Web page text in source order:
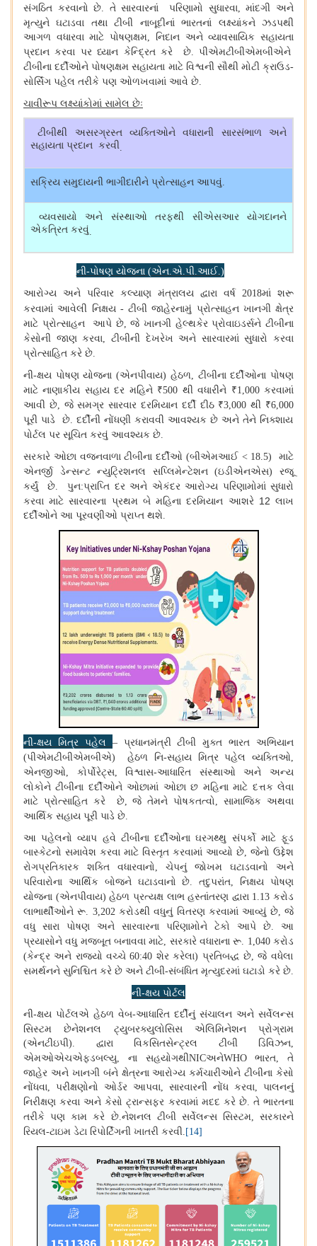
સંગઠિત કરવાનો છે. તે સારવારનાં પરિણામો સુધારવા,માંદગી અને
મૃત્યુને ઘટાડવા તથા ટીબી નાબૂદીનાં ભારતનાં લક્ષ્યાંકને ઝડપથી
આગળ વધારવા માટે પોષણક્ષમ, નિદાન અને વ્યાવસાયિક સહાયતા
પ્રદાન કરવા પર ધ્યાન કેન્દ્રિત કરે છે. પીએમટીબીએમબીએને
ટીબીના દર્દીઓને પોષણક્ષમ સહાયતા માટેવિશ્વની સૌથી મોટી ક્રાઉડ-
સોર્સિંગ પહેલ તરીકે પણ ઓળખવામાં આવે છે.
ચાવીરૂપ લક્ષ્યાંકોમાં સામેલ છેઃ
ટીબીથી અસરગ્રસ્ત વ્યક્તિઓને વધારાની સારસંભાળ અને
સહાયતા પ્રદાન કરવી.
સક્રિય સમુદાયની ભાગીદારીને પ્રોત્સાહન આપવું.
વ્યવસાયો અને સંસ્થાઓ તરફથી સીએસઆર યોગદાનને
એકત્રિત કરવું.
ની-પોષણ યોજના (એન.એ.પી.આઈ.)
આરોગ્ય અને પરિવાર કલ્યાણ મંત્રાલય દ્વારા વર્ષ 2018માં શરૂ
કરવામાં આવેલી નિક્ષય - ટીબી જાહેરનામું પ્રોત્સાહન ખાનગી ક્ષેત્ર
માટે પ્રોત્સાહન આપે છે,જે ખાનગી હેલ્થકેર પ્રોવાઇડર્સને ટીબીના
કેસોની જાણ કરવા, ટીબીની દેખરેખ અને સારવારમાં સુધારો કરવા
પ્રોત્સાહિત કરે છે.
ની-ક્ષય પોષણ યોજના(એનપીવાય) હેઠળ, ટીબીના દર્દીઓના પોષણ
માટે નાણાકીય સહાય દર મહિને ₹500 થી વધારીને ₹1,000કરવામાં
આવી છે, જે સમગ્ર સારવાર દરમિયાન દર્દી દીઠ ₹3,000થી ₹6,000
પૂરી પાડે છે. દર્દીની નોંધણી કરાવવી આવશ્યક છે અને તેને નિક્શાય
પોર્ટલ પર સૂચિત કરવું આવશ્યક છે.
સરકારે ઓછા વજનવાળા ટીબીના દર્દીઓ (બીએમઆઈ < 18.5)માટે
એનર્જી ડેન્સન્ટ ન્યુટ્રિશનલ સપ્લિમેન્ટેશન(ઇડીએનએસ)
રજૂ
કર્યું છે. પુન:પ્રાપ્તિ દર અને એકંદર આરોગ્ય પરિણામોમાં સુધારો
કરવા માટે સારવારના પ્રથમ બે મહિના દરમિયાન આશરે 12 લાખ
દર્દીઓને આ પૂરવણીઓ પ્રાપ્ત થશે.
ની-ક્ષય મિત્ર પહેલ – પ્રધાનમંત્રી ટીબી મુક્ત ભારત અભિયાન
(પીએમટીબીએમબીએ) હેઠળ નિ-સહાય મિત્ર પહેલ વ્યક્તિઓ,
એનજીઓ, કોર્પોરેટ્સ, વિશ્વાસ-આધારિત સંસ્થાઓ અને અન્ય
લોકોને ટીબીના દર્દીઓને ઓછામાં ઓછા છ મહિના માટે દત્તક લેવા
માટે પ્રોત્સાહિત કરે છે,જે તેમને પોષકતત્વો,સામાજિક અથવા
આર્થિક સહાય પૂરી પાડે છે.
આ પહેલનો વ્યાપ હવે ટીબીના દર્દીઓના ઘરગથ્થુ સંપર્કો માટે ફૂડ
બાસ્કેટનો સમાવેશ કરવા માટે વિસ્તૃત કરવામાં આવ્યો છે, જેનો ઉદ્દેશ
રોગપ્રતિકારક શક્તિ વધારવાનો, ચેપનું જોખમ ઘટાડવાનો અને
પરિવારોના આર્થિક બોજને ઘટાડવાનો છે.તદુપરાંત, નિક્ષય પોષણ
યોજના (એનપીવાય) હેઠળ પ્રત્યક્ષ લાભ હસ્તાંતરણ દ્વારા 1.13 કરોડ
લાભાર્થીઓને રૂ. 3,202કરોડથી વધુનું વિતરણ કરવામાં આવ્યું છે,જે
વધુ સારા પોષણ અને સારવારના પરિણામોને ટેકો આપે છે. આ
પ્રયાસોને વધુ મજબૂત બનાવવા માટે, સરકારે વધારાના રૂ. 1,040કરોડ
(કેન્દ્ર અને રાજ્યો વચ્ચે60:40 શેર કરેલા) પ્રતિબદ્ધ છે,જે વધેલા
સમર્થનને સુનિશ્ચિત કરે છે અને ટીબી-સંબંધિત મૃત્યુદરમાં ઘટાડો કરે છે.
ની-ક્ષય પોર્ટલ
ની-ક્ષય પોર્ટલએ હેઠળ વેબ-આધારિત દર્દીનું સંચાલન અને સર્વેલન્સ
સિસ્ટમ છેનેશનલ ટ્યુબરક્યુલોસિસ એલિમિનેશન પ્રોગ્રામ
(એનટીઇપી). દ્વારા વિકસિતસેન્ટ્રલ ટીબી ડિવિઝન,
એમઓએચએફડબલ્યુ, ના સહયોગથીNICઅનેWHOભારત, તે
જાહેર અને ખાનગી બંને ક્ષેત્રના આરોગ્ય કર્મચારીઓને ટીબીના કેસો
નોંધવા, પરીક્ષણોનો ઓર્ડર આપવા, સારવારની નોંધ કરવા, પાલનનું
નિરીક્ષણ કરવા અને કેસો ટ્રાન્સફર કરવામાં મદદ કરે છે. તે ભારતના
તરીકે પણ કામ કરે છે.નેશનલ ટીબી સર્વેલન્સ સિસ્ટમ, સરકારને
રિયલ-ટાઇમ ડેટા રિપોર્ટિંગની ખાતરી કરવી. [14]